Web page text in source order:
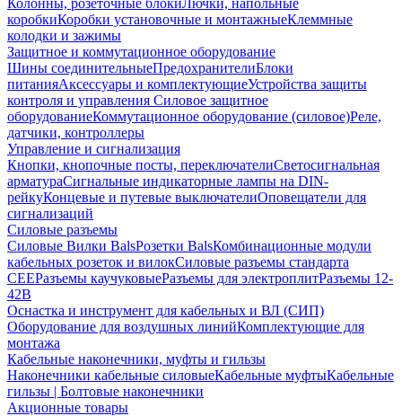
Колонны, розеточные блокиЛючки, напольные
коробкиКоробки установочные и монтажныеКлеммные
колодки и зажимы
Защитное и коммутационное оборудование
Шины соединительныеПредохранителиБлоки
питанияАксессуары и комплектующиеУстройства защиты
контроля и управления Силовое защитное
оборудованиеКоммутационное оборудование (силовое)Реле,
датчики, контроллеры
Управление и сигнализация
Кнопки, кнопочные посты, переключателиСветосигнальная
арматураСигнальные индикаторные лампы на DIN-
рейкуКонцевые и путевые выключателиОповещатели для
сигнализаций
Силовые разъемы
Силовые Вилки BalsРозетки BalsКомбинационные модули
кабельных розеток и вилокСиловые разъемы стандарта
CEEРазъемы каучуковыеРазъемы для электроплитРазъемы 12-
42В
Оснастка и инструмент для кабельных и ВЛ (СИП)
Оборудование для воздушных линийКомплектующие для
монтажа
Кабельные наконечники, муфты и гильзы
Наконечники кабельные силовыеКабельные муфтыКабельные
гильзы | Болтовые наконечники
Акционные товары